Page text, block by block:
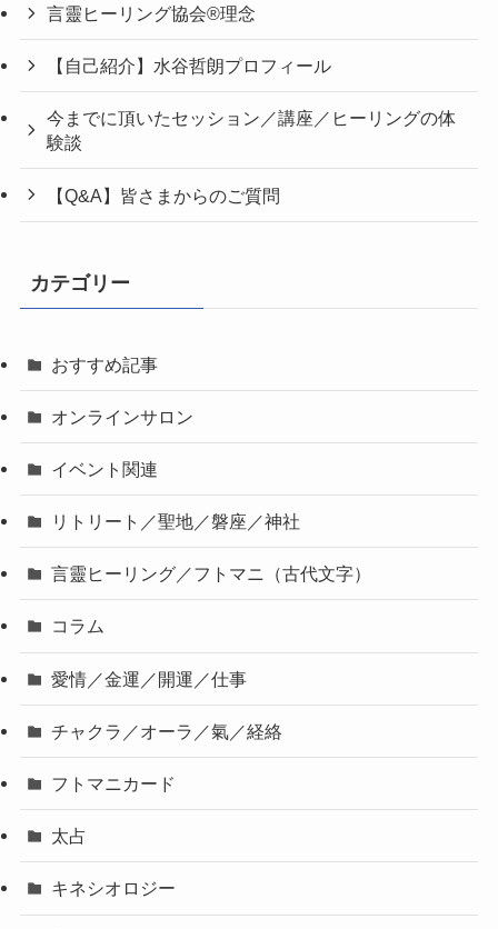
言靈ヒーリング協会®理念
【自己紹介】水谷哲朗プロフィール
今までに頂いたセッション／講座／ヒーリングの体
験談
【Q&A】皆さまからのご質問
カテゴリー
おすすめ記事
オンラインサロン
イベント関連
リトリート／聖地／磐座／神社
言靈ヒーリング／フトマニ（古代文字）
コラム
愛情／金運／開運／仕事
チャクラ／オーラ／氣／経絡
フトマニカード
太占
キネシオロジー